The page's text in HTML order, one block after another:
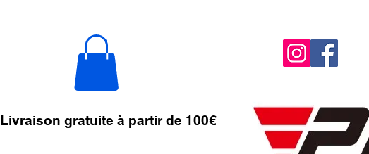
Livraison gratuite à partir de 100€